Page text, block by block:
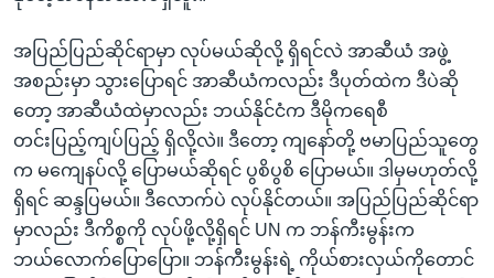
အပြည်ပြည်ဆိုင်ရာမှာ လုပ်မယ်ဆိုလို့ ရှိရင်လဲ အာဆီယံ အဖွဲ့
အစည်းမှာ သွားပြောရင် အာဆီယံကလည်း ဒီပုတ်ထဲက ဒီပဲဆို
တော့ အာဆီယံထဲမှာလည်း ဘယ်နိုင်ငံက ဒီမိုကရေစီ
တင်းပြည့်ကျပ်ပြည့် ရှိလို့လဲ။ ဒီတော့ ကျနော်တို့ ဗမာပြည်သူတွေ
က မကျေနပ်လို့ ပြောမယ်ဆိုရင် ပွစိပွစိ ပြောမယ်။ ဒါမှမဟုတ်လို့
ရှိရင် ဆန္ဒပြမယ်။ ဒီလောက်ပဲ လုပ်နိုင်တယ်။ အပြည်ပြည်ဆိုင်ရာ
မှာလည်း ဒီကိစ္စကို လုပ်ဖို့လို့ရှိရင် UN က ဘန်ကီးမွန်းက
ဘယ်လောက်ပြောပြော။ ဘန်ကီးမွန်းရဲ့ ကိုယ်စားလှယ်ကိုတောင်